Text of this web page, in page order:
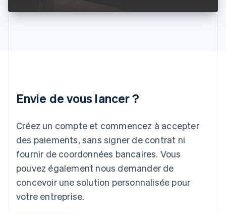
Envie de vous lancer ?
Créez un compte et commencez à accepter
des paiements, sans signer de contrat ni
fournir de coordonnées bancaires. Vous
pouvez également nous demander de
concevoir une solution personnalisée pour
votre entreprise.
English
Deutsch English
Luxembourg
FrançaisDeutsch English
Malaisie
English 简体中文
Malte
English
EspañolEnglish